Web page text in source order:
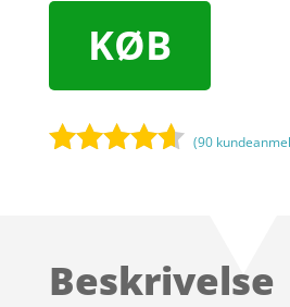
KØB
på
(90
Beskrivelse